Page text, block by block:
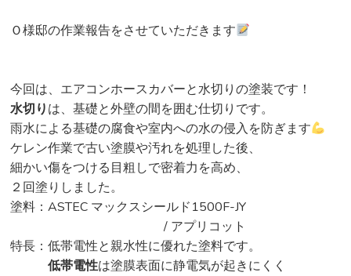
Ｏ様邸の作業報告をさせていただきます
今回は、エアコンホースカバーと水切りの塗装です！
水切りは、基礎と外壁の間を囲む仕切りです。
雨水による基礎の腐食や室内への水の侵入を防ぎます
ケレン作業で古い塗膜や汚れを処理した後、
細かい傷をつける目粗しで密着力を高め、
２回塗りしました。
塗料：ASTEC マックスシールド1500F-JY
/ アプリコット
特長：低帯電性と親水性に優れた塗料です。
低帯電性は塗膜表面に静電気が起きにくく